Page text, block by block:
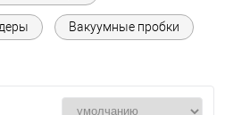
Вакуумные пробки